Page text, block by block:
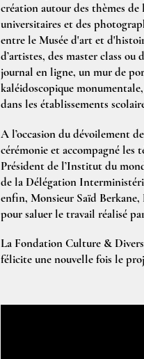
création autour des thèmes
universitaires et des
entre le Musée d'art et
d’artistes, des master class
journal en ligne, un mur de
kaléidoscopique
dans les établissements
A l’occasion du dévoilement
cérémonie et accompagné les
Président de l’Institut du
de la Délégation
enfin, Monsieur Saïd
pour saluer le travail réalisé
La Fondation Culture &
félicite une nouvelle fois le